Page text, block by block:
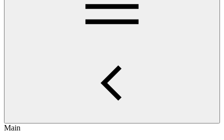
Main